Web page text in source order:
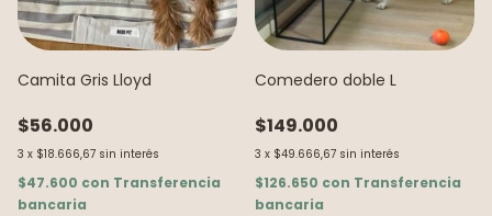
Camita Gris Lloyd
$56.000
3 x $18.666,67 sin interés
$47.600 con Transferencia
bancaria
Comedero doble L
$149.000
3 x $49.666,67 sin interés
$126.650 con Transferencia
bancaria